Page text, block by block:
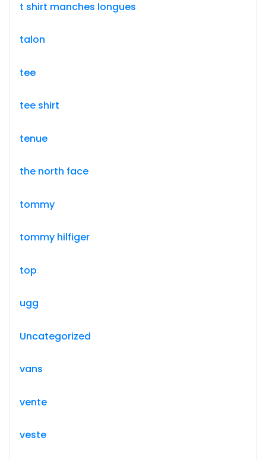
t shirt manches longues
talon
tee
tee shirt
tenue
the north face
tommy
tommy hilfiger
top
ugg
Uncategorized
vans
vente
veste